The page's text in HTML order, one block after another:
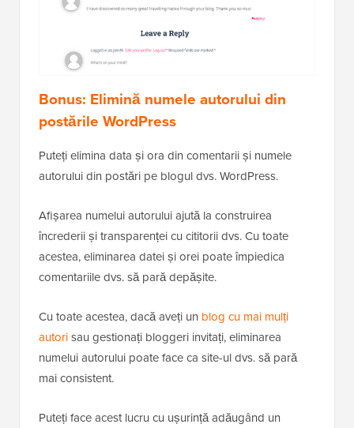
Bonus: Elimină numele autorului din
postările WordPress
Puteți elimina data și ora din comentarii și numele
autorului din postări pe blogul dvs. WordPress.
Afișarea numelui autorului ajută la construirea
încrederii și transparenței cu cititorii dvs. Cu toate
acestea, eliminarea datei și orei poate împiedica
comentariile dvs. să pară depășite.
Cu toate acestea, dacă aveți un blog cu mai mulți
autorisau gestionați bloggeri invitați, eliminarea
numelui autorului poate face ca site-ul dvs. să pară
mai consistent.
Puteți face acest lucru cu ușurință adăugând un